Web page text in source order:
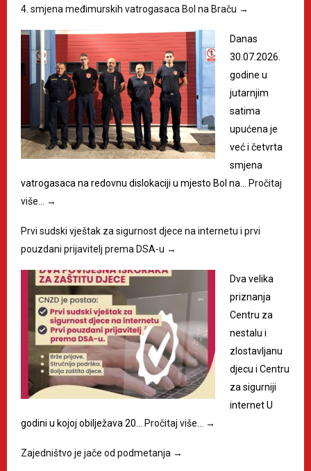
4. smjena međimurskih vatrogasaca Bol na Braču →
Danas
30.07.2026.
godine u
jutarnjim
satima
upućena je
već i četvrta
smjena
vatrogasaca na redovnu dislokaciji u mjesto Bol na… Pročitaj
više… →
Prvi sudski vještak za sigurnost djece na internetu i prvi
pouzdani prijavitelj prema DSA-u →
Dva velika
priznanja
Centru za
nestalu i
zlostavljanu
djecu i Centru
za sigurniji
internet U
godini u kojoj obilježava 20… Pročitaj više… →
Zajedništvo je jače od podmetanja →